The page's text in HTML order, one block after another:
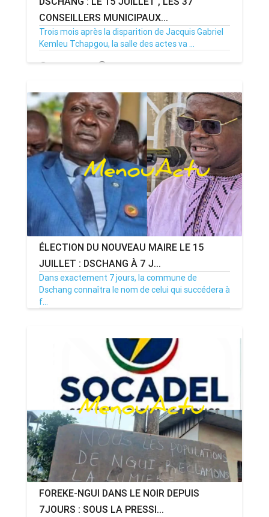
CONSEILLERS MUNICIPAUX...
Trois mois après la disparition de Jacquis Gabriel
Kemleu Tchapgou, la salle des actes va ...
13/07/26 Par MenouActu 0
ÉLECTION DU NOUVEAU MAIRE LE 15
JUILLET : DSCHANG À 7 J...
Dans exactement 7 jours, la commune de
Dschang connaîtra le nom de celui qui succédera à
f...
FOREKE-NGUI DANS LE NOIR DEPUIS
7JOURS : SOUS LA PRESSI...